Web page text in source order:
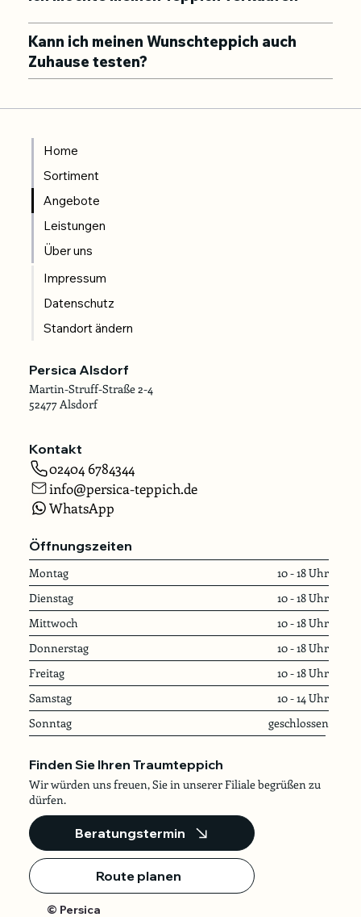
Kann ich meinen Wunschteppich auch
Zuhause testen?
Home
Sortiment
Angebote
Leistungen
Über uns
Impressum
Datenschutz
Standort ändern
Persica Alsdorf
Martin-Struff-Straße 2-4
52477 Alsdorf
Kontakt
02404 6784344
info@persica-teppich.de
WhatsApp
Öffnungszeiten
Montag
10 - 18 Uhr
Dienstag
10 - 18 Uhr
Mittwoch
10 - 18 Uhr
Donnerstag
10 - 18 Uhr
Freitag
10 - 18 Uhr
Samstag
10 - 14 Uhr
Sonntag
geschlossen
Finden Sie Ihren Traumteppich
Wir würden uns freuen, Sie in unserer Filiale begrüßen zu
dürfen.
Beratungstermin
Route planen
© Persica